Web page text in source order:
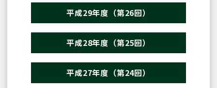
平成29年度（第26回）
平成28年度（第25回）
平成27年度（第24回）